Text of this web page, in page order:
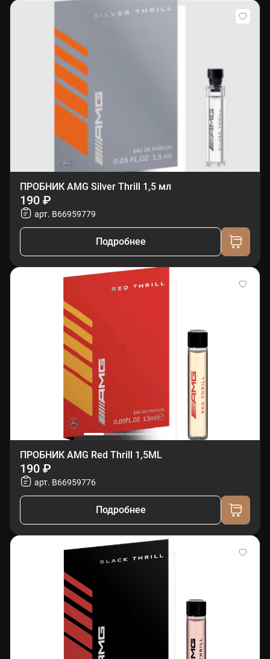
ПРОБНИК AMG Silver Thrill 1,5 мл
190 ₽
арт. B66959779
Подробнее
ПРОБНИК AMG Red Thrill 1,5ML
190 ₽
арт. B66959776
Подробнее